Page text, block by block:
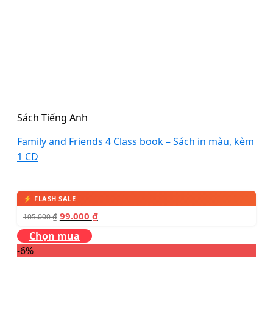
Sách Tiếng Anh
Family and Friends 4 Class book – Sách in màu, kèm
1 CD
105.000₫ 99.000 ₫
Chọn mua
-6%